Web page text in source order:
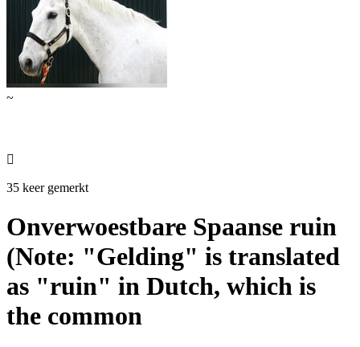
~

35 keer gemerkt
Onverwoestbare Spaanse ruin
(Note: "Gelding" is translated
as "ruin" in Dutch, which is
the common